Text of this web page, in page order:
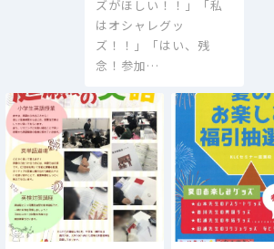
ズがほしい！！」「私
はオシャレグッ
ズ！！」「はい、残
念！参加…